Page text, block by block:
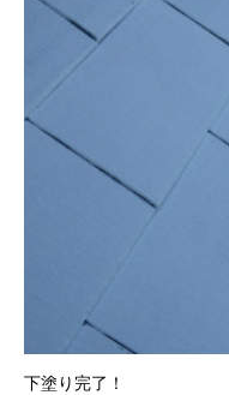
下塗り完了！